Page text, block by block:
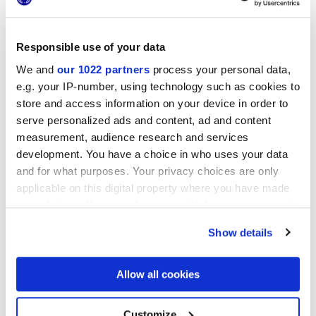
Responsible use of your data
We and our 1022 partners process your personal data,
e.g. your IP-number, using technology such as cookies to
store and access information on your device in order to
serve personalized ads and content, ad and content
measurement, audience research and services
development. You have a choice in who uses your data
and for what purposes. Your privacy choices are only
applicable on this digital property where you have made
your choices. You can change or withdraw your consent
If you allow, we would also like to:
Collect information about your geographical
location which can be accurate to within several
Show details
Allow all cookies
BIANCO NATURALE
MINIATURE FREGIO BLU MINIATURE FREGIO NERO